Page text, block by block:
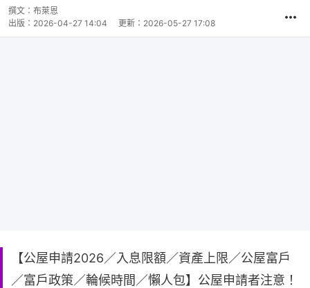
撰文： 布萊恩
出版： 2026-04-27 14:04 更新： 2026-05-27 17:08
【公屋申請2026／入息限額／資產上限／公屋富戶
／富戶政策／輪候時間／懶人包】公屋申請者注意！